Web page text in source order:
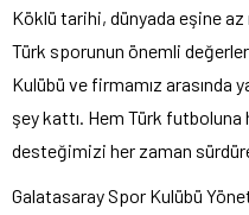
Köklü tarihi, dünyada eşine az
Türk sporunun önemli
Kulübü ve firmamız arasında
şey kattı. Hem Türk futboluna
desteğimizi her zaman
Galatasaray Spor Kulübü